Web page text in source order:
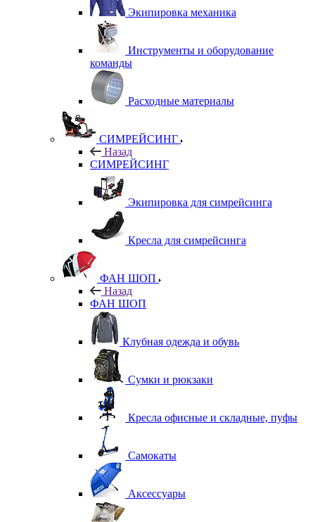
Экипировка механика
Инструменты и оборудование
команды
Расходные материалы
СИМРЕЙСИНГ
Назад
СИМРЕЙСИНГ
Экипировка для симрейсинга
Кресла для симрейсинга
ФАН ШОП
Назад
ФАН ШОП
Клубная одежда и обувь
Сумки и рюкзаки
Кресла офисные и складные, пуфы
Самокаты
Аксессуары